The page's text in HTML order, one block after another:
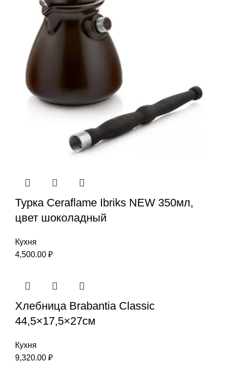
Турка Ceraflame Ibriks NEW 350мл,
цвет шоколадный
Кухня
4,500.00 ₽
Хлебница Brabantia Classic
44,5×17,5×27см
Кухня
9,320.00 ₽